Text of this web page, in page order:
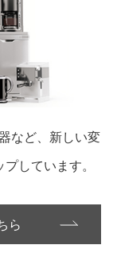
など、新しい変
しています。
ら